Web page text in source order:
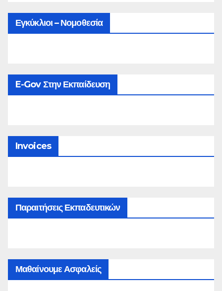
Εγκύκλιοι – Νομοθεσία
E-Gov Στην Εκπαίδευση
Invoices
Παραιτήσεις Εκπαδευτικών
Μαθαίνουμε Ασφαλείς